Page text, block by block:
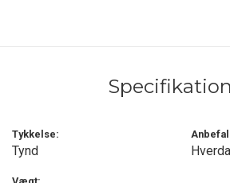
sikrer holdbarhed, mens elastanen giver
Den innovative Virtually Seamless tå
Tykkelse:
Tynd